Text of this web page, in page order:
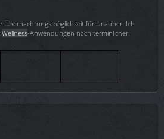
Übernachtungsmöglichkeit für Urlauber. Ich
Wellness-Anwendungen nach terminlicher